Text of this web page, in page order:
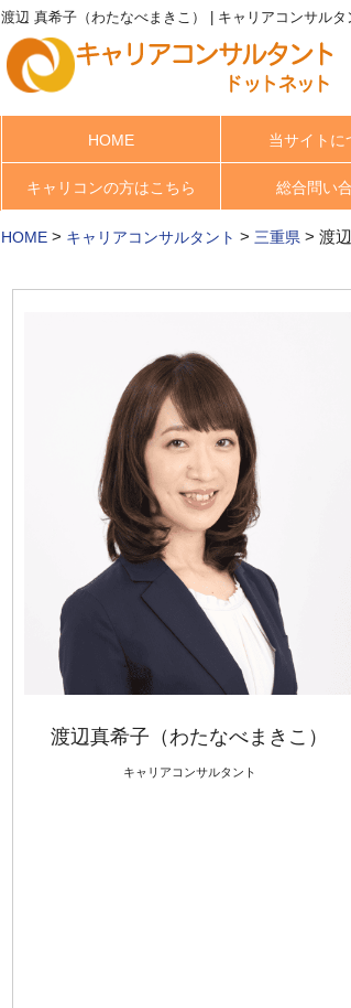
渡辺 真希子（わたなべまきこ） | キャリアコンサルタ
HOME 当サイトに
キャリコンの方はこちら 総合問い
HOME > キャリアコンサルタント > 三重県 > 渡
渡辺真希子（わたなべまきこ）
キャリアコンサルタント